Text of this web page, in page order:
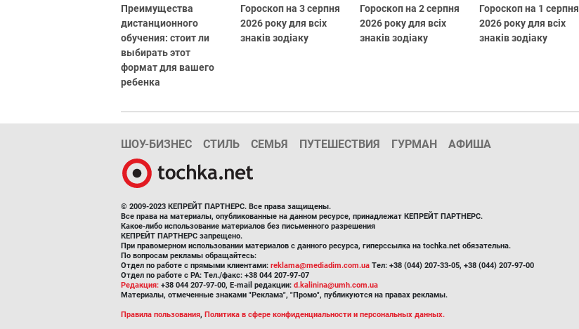
Преимущества
дистанционного
обучения: стоит ли
выбирать этот
формат для вашего
ребенка
Гороскоп на 3 серпня
2026 року для всіх
знаків зодіаку
Гороскоп на 2 серпня
2026 року для всіх
знаків зодіаку
Гороскоп на 1 серпня
2026 року для всіх
знаків зодіаку
ШОУ-БИЗНЕС СТИЛЬ СЕМЬЯ ПУТЕШЕСТВИЯ ГУРМАН АФИША
© 2009-2023 КЕПРЕЙТ ПАРТНЕРС. Все права защищены.
Все права на материалы, опубликованные на данном ресурсе, принадлежат КЕПРЕЙТ ПАРТНЕРС.
Какое-либо использование материалов без письменного разрешения
КЕПРЕЙТ ПАРТНЕРС запрещено.
При правомерном использовании материалов с данного ресурса, гиперссылка на tochka.net обязательна.
По вопросам рекламы обращайтесь:
Отдел по работе с прямыми клиентами: reklama@mediadim.com.ua Тел: +38 (044) 207-33-05, +38 (044) 207-97-00
Отдел по работе с РА: Тел./факс: +38 044 207-97-07
Редакция: +38 044 207-97-00, E-mail редакции: d.kalinina@umh.com.ua
Материалы, отмеченные знаками "Реклама", "Промо", публикуются на правах рекламы.
Правила пользования, Политика в сфере конфиденциальности и персональных данных.